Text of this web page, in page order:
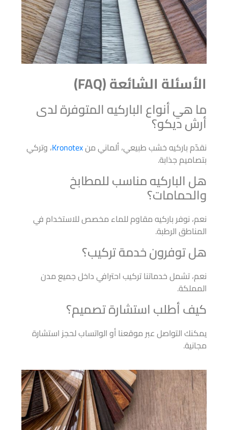
الأسئلة الشائعة (FAQ)
ما هي أنواع الباركيه المتوفرة لدى
أرش ديكو؟
نقدّم باركيه خشب طبيعي، ألماني منKronotex، وتركي
بتصاميم جذابة.
هل الباركيه مناسب للمطابخ
والحمامات؟
نعم، نوفر باركيه مقاوم للماء مخصص للاستخدام في
المناطق الرطبة.
هل توفرون خدمة تركيب؟
نعم، تشمل خدماتنا تركيب احترافي داخل جميع مدن
المملكة.
كيف أطلب استشارة تصميم؟
يمكنك التواصل عبر موقعنا أو الواتساب لحجز استشارة
مجانية.